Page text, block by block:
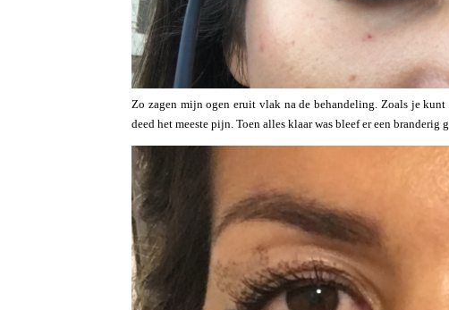
Zo zagen mijn ogen eruit vlak na de behandeling. Zoals je
deed het meeste pijn. Toen alles klaar was bleef er een branderig